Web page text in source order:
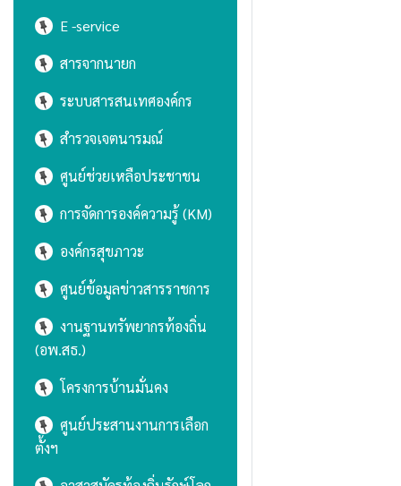
E -service
สารจากนายก
ระบบสารสนเทศองค์กร
สำรวจเจตนารมณ์
ศูนย์ช่วยเหลือประชาชน
การจัดการองค์ความรู้ (KM)
องค์กรสุขภาวะ
ศูนย์ข้อมูลข่าวสารราชการ
งานฐานทรัพยากรท้องถิ่น
(อพ.สธ.)
โครงการบ้านมั่นคง
ศูนย์ประสานงานการเลือก
ตั้งฯ